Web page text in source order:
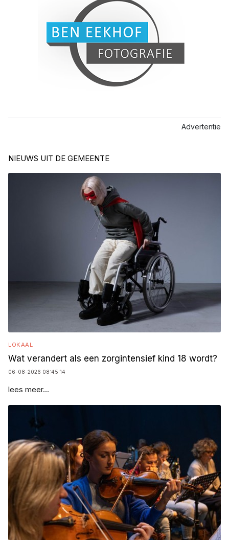
Advertentie
NIEUWS UIT DE GEMEENTE
LOKAAL
Wat verandert als een zorgintensief kind 18 wordt?
06-08-2026 08:45:14
lees meer...